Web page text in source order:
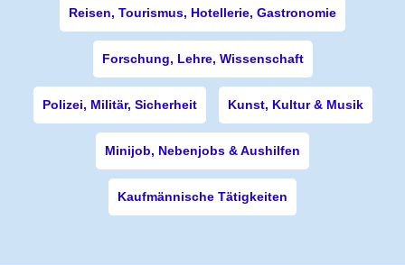
Reisen, Tourismus, Hotellerie, Gastronomie
Forschung, Lehre, Wissenschaft
Polizei, Militär, Sicherheit Kunst, Kultur & Musik
Minijob, Nebenjobs & Aushilfen
Kaufmännische Tätigkeiten